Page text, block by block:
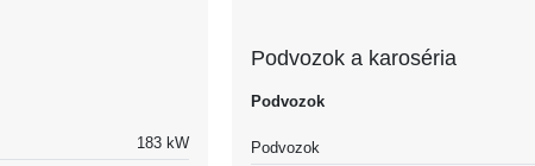
183 kW
Podvozok a karoséria
Podvozok
Podvozok